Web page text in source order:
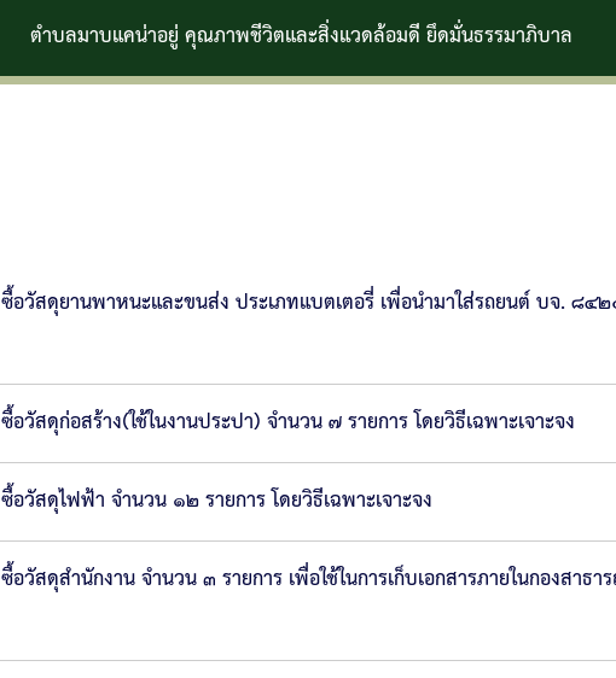
บแคน่าอยู่ คุณภาพชีวิตและสิ่งแวดล้อมดี ยึดมั่นธรรมาภิบาล
ซื้อวัสดุยานพาหนะและขนส่ง ประเภทแบตเตอรี่ เพื่อนำมาใส่รถยนต์ บจ
สดุก่อสร้าง(ใช้ในงานประปา) จำนวน ๗ รายการ โดยวิธีเฉพาะเจาะจง
วัสดุไฟฟ้า จำนวน ๑๒ รายการ โดยวิธีเฉพาะเจาะจง
วัสดุสำนักงาน จำนวน ๓ รายการ เพื่อใช้ในการเก็บเอกสารภายในกองสา